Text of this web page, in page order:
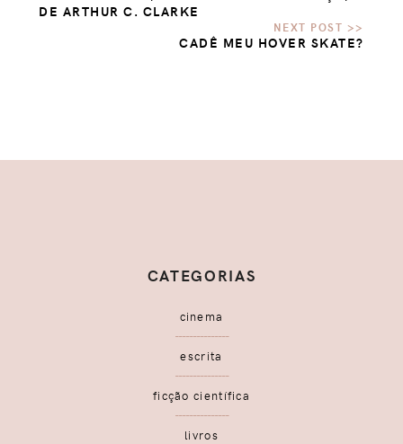
DE ARTHUR C. CLARKE
CADÊ MEU HOVER SKATE?
CATEGORIAS
cinema
escrita
ficção científica
livros